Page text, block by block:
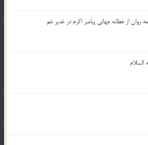
روان از خطابه جهانی پیامبر اکرم در غدیر خم
السلام